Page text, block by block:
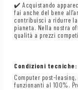
✔️ Acquistando
fai anche del bene
contribuisci a ridurre
pianeta. Nella nostra
qualità a prezzi
Condizioni tecniche:
Computer post-
funzionanti al 100%.